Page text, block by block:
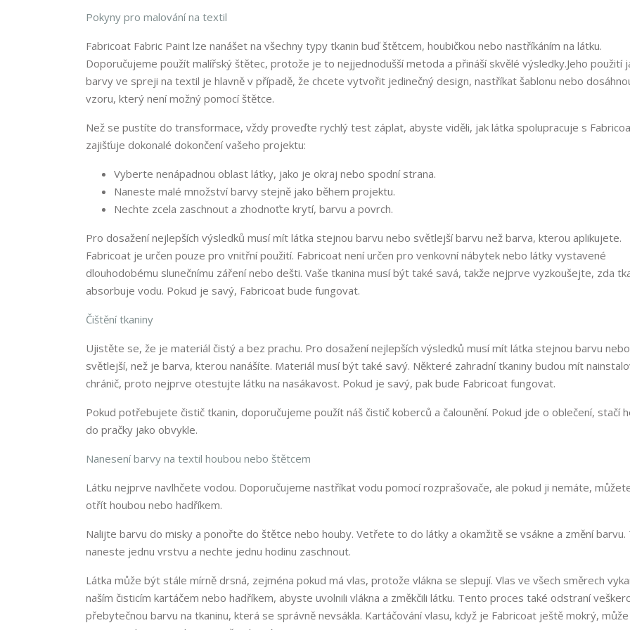
Pokyny pro malování na textil
Fabricoat Fabric Paint lze nanášet na všechny typy tkanin buď štětcem, houbičkou nebo nastříkáním na látku.
Doporučujeme použít malířský štětec, protože je to nejjednodušší metoda a přináší skvělé výsledky.Jeho použití
barvy ve spreji na textil je hlavně v případě, že chcete vytvořit jedinečný design, nastříkat šablonu nebo
vzoru, který není možný pomocí štětce.
Než se pustíte do transformace, vždy proveďte rychlý test záplat, abyste viděli, jak látka spolupracuje s
zajišťuje dokonalé dokončení vašeho projektu:
Vyberte nenápadnou oblast látky, jako je okraj nebo spodní strana.
Naneste malé množství barvy stejně jako během projektu.
Nechte zcela zaschnout a zhodnoťte krytí, barvu a povrch.
Pro dosažení nejlepších výsledků musí mít látka stejnou barvu nebo světlejší barvu než barva, kterou aplikujete.
Fabricoat je určen pouze pro vnitřní použití. Fabricoat není určen pro venkovní nábytek nebo látky vystavené
dlouhodobému slunečnímu záření nebo dešti. Vaše tkanina musí být také savá, takže nejprve vyzkoušejte, zda
absorbuje vodu. Pokud je savý, Fabricoat bude fungovat.
Čištění tkaniny
Ujistěte se, že je materiál čistý a bez prachu. Pro dosažení nejlepších výsledků musí mít látka stejnou barvu nebo
světlejší, než je barva, kterou nanášíte. Materiál musí být také savý. Některé zahradní tkaniny budou mít
chránič, proto nejprve otestujte látku na nasákavost. Pokud je savý, pak bude Fabricoat fungovat.
Pokud potřebujete čistič tkanin, doporučujeme použít náš čistič koberců a čalounění. Pokud jde o oblečení, stačí
do pračky jako obvykle.
Nanesení barvy na textil houbou nebo štětcem
Látku nejprve navlhčete vodou. Doporučujeme nastříkat vodu pomocí rozprašovače, ale pokud ji nemáte,
otřít houbou nebo hadříkem.
Nalijte barvu do misky a ponořte do štětce nebo houby. Vetřete to do látky a okamžitě se vsákne a změní barvu.
naneste jednu vrstvu a nechte jednu hodinu zaschnout.
Látka může být stále mírně drsná, zejména pokud má vlas, protože vlákna se slepují. Vlas ve všech směrech
naším čisticím kartáčem nebo hadříkem, abyste uvolnili vlákna a změkčili látku. Tento proces také odstraní
přebytečnou barvu na tkaninu, která se správně nevsákla. Kartáčování vlasu, když je Fabricoat ještě mokrý,